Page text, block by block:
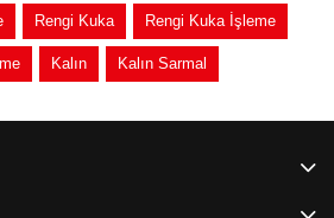
Rengi Kuka Rengi Kuka İşleme
Kalın Kalın Sarmal